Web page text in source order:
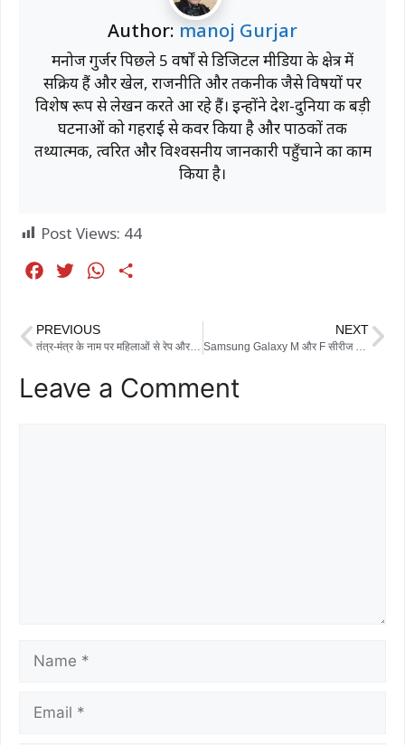
Author: manoj Gurjar
मनोज गुर्जर पिछले 5 वर्षों से डिजिटल मीडिया के क्षेत्र में
सक्रिय हैं और खेल, राजनीति और तकनीक जैसे विषयों पर
विशेष रूप से लेखन करते आ रहे हैं। इन्होंने देश-दुनिया की बड़ी
घटनाओं को गहराई से कवर किया है और पाठकों तक
तथ्यात्मक, त्वरित और विश्वसनीय जानकारी पहुँचाने का काम
किया है।
Post Views: 44
e
o
t
e
W
t
A
r
PREVIOUS
तंत्र-मंत्र के नाम पर महिलाओं से रेप और ठगी करने वाला आरोपी गिरफ्तार, यूपी से दबोचा गया कथित तांत्रिक
NEXT
Leave a Comment